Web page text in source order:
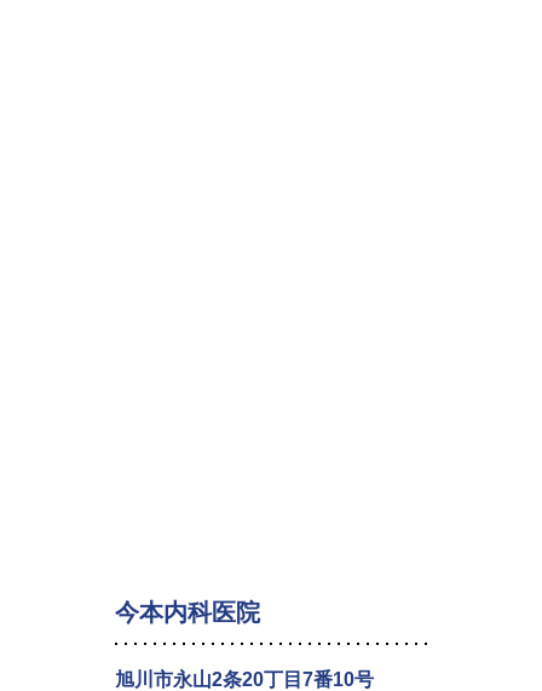
今本内科医院
旭川市永山2条20丁目7番10号